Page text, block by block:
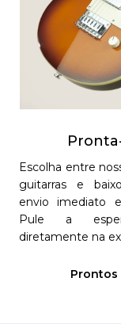
Escolha entre
guitarras e
envio imediato
Pule a
diretamente na
Prontos